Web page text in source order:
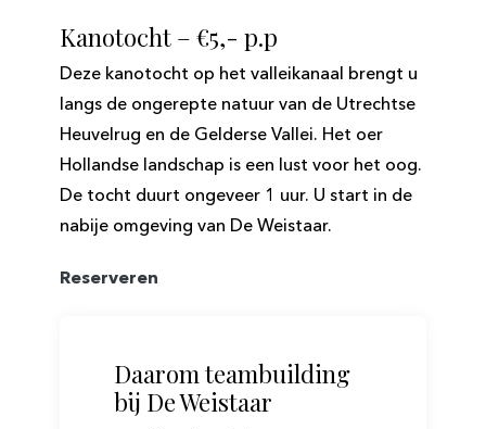
Kanotocht – €5,- p.p
Deze kanotocht op het valleikanaal brengt u
langs de ongerepte natuur van de Utrechtse
Heuvelrug en de Gelderse Vallei. Het oer
Hollandse landschap is een lust voor het oog.
De tocht duurt ongeveer 1 uur. U start in de
nabije omgeving van De Weistaar.
Reserveren
Daarom teambuilding
bij De Weistaar